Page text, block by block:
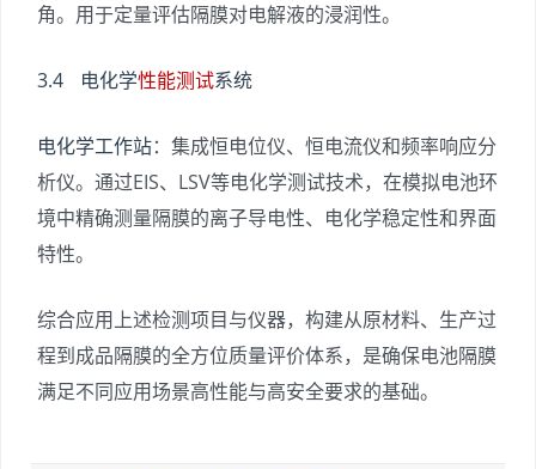
角。用于定量评估隔膜对电解液的浸润性。
3.4 电化学性能测试系统
电化学工作站：集成恒电位仪、恒电流仪和频率响应分
析仪。通过EIS、LSV等电化学测试技术，在模拟电池环
境中精确测量隔膜的离子导电性、电化学稳定性和界面
特性。
综合应用上述检测项目与仪器，构建从原材料、生产过
程到成品隔膜的全方位质量评价体系，是确保电池隔膜
满足不同应用场景高性能与高安全要求的基础。